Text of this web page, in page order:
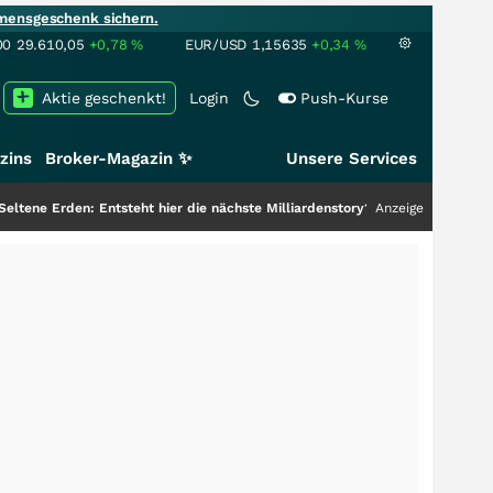
sichern.
29.610,05 +0,78% EUR/USD 1,15635 +0,34 %
Login Push-Kurse
Aktie geschenkt!
Broker-Magazin ✨ Unsere Services
Entsteht hier die nächste Milliardenstory?+++ Anzeige